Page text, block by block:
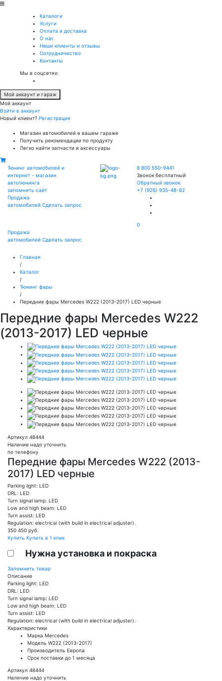
Каталоги
Услуги
Оплата и доставка
О нас
Наши клиенты и отзывы
Сотрудничество
Контакты
Мы в соцсетях:
Мой аккаунт и гараж
Мой аккаунт
Войти в аккаунт
Новый клиент? Регистрация
Магазин автомобилей в вашем гараже
Получить рекомендации по продукту
Легко найти запчасти и аксессуары
Тюнинг автомобилей и
интернет - магазин
автотюнинга
запомнить сайт
Продажа
автомобилей Сделать запрос
8 800 550-9441
Звонок бесплатный
Обратный звонок
+7 (926) 935-48-82
0
Продажа
автомобилей Сделать запрос
Главная
/
Каталог
/
Тюнинг фары
/
Передние фары Mercedes W222 (2013-2017) LED черные
Передние фары Mercedes W222
(2013-2017) LED черные
Артикул 48444
Наличие надо уточнить
по телефону
Передние фары Mercedes W222 (2013-
2017) LED черные
Parking light: LED
DRL: LED
Turn signal lamp: LED
Low and high beam: LED
Turn assist: LED
Regulation: electrical (with build in electrical adjuster).
350 450 руб.
Купить Купить в 1 клик
Нужна установка и покраска
Запомнить товар
Описание
Parking light: LED
DRL: LED
Turn signal lamp: LED
Low and high beam: LED
Turn assist: LED
Regulation: electrical (with build in electrical adjuster).
Характеристики
Марка Mercedes
Модель W222 (2013-2017)
Производитель Европа
Срок поставки до 1 месяца
Артикул 48444
Наличие надо уточнить